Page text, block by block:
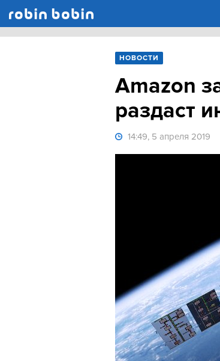
НОВОСТИ
Amazon
раздаст
14:49, 5 апреля 2019